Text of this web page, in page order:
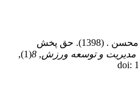
رضایی, شمس الدین و اسمعیلی, محسن . (1398). حق پخش
مدیریت و توسعه ورزش,
8
(1),